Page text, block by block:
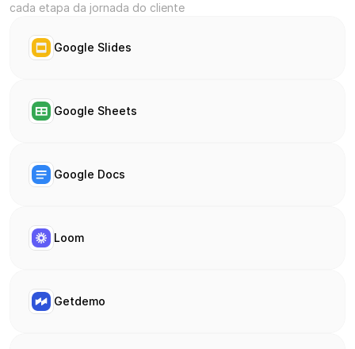
cada etapa da jornada do cliente
Google Slides
Google Sheets
Google Docs
Loom
Getdemo